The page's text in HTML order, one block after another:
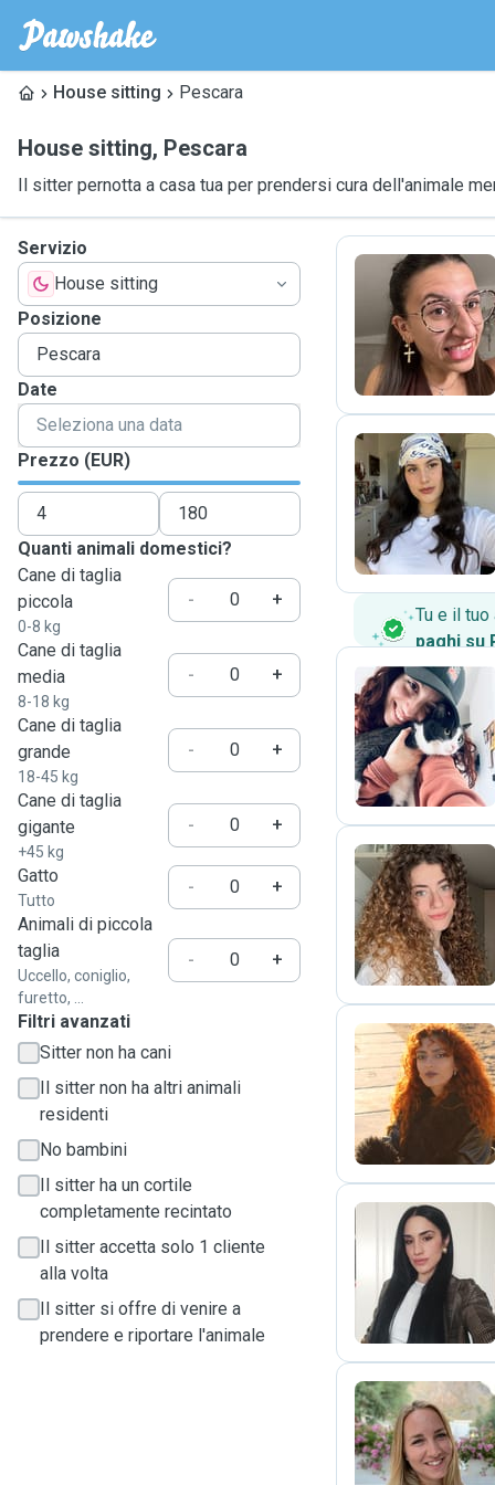
House sitting Pescara
House sitting, Pescara
Il sitter pernotta a casa tua per prendersi cura dell'animale
Servizio
House sitting
Posizione
Date
Prezzo (EUR)
Quanti animali domestici?
Cane di taglia
piccola
0-8 kg
- +
Cane di taglia
media
8-18 kg
- +
Cane di taglia
grande
18-45 kg
- +
Cane di taglia
gigante
+45 kg
- +
Gatto
Tutto
-
+
Animali di piccola
taglia
Uccello, coniglio,
furetto, ...
- +
Filtri avanzati
Sitter non ha cani
Il sitter non ha altri animali
residenti
No bambini
Il sitter ha un cortile
completamente recintato
Il sitter accetta solo 1 cliente
alla volta
Il sitter si offre di venire a
prendere e riportare l'animale
L
L
Tu e il
paghi su
L
F
S
P
K